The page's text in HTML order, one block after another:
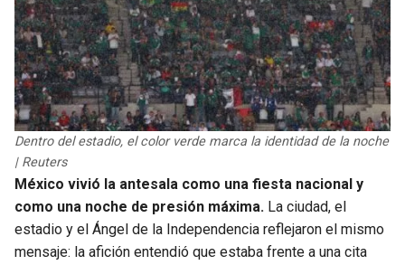
Dentro del estadio, el color verde marca la identidad de la noche
| Reuters
México vivió la antesala como una fiesta nacional y
como una noche de presión máxima. La ciudad, el
estadio y el Ángel de la Independencia reflejaron el mismo
mensaje: la afición entendió que estaba frente a una cita